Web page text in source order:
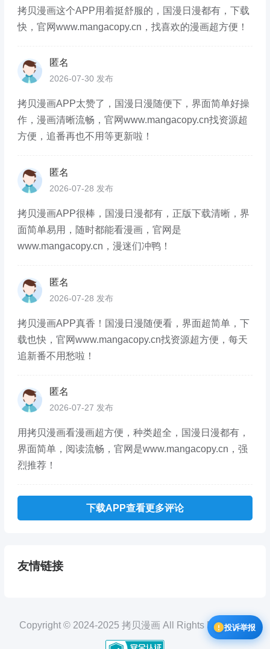
拷贝漫画这个APP用着挺舒服的，国漫日漫都有，下载
快，官网www.mangacopy.cn，找喜欢的漫画超方便！
匿名
2026-07-30 发布
拷贝漫画APP太赞了，国漫日漫随便下，界面简单好操
作，漫画清晰流畅，官网www.mangacopy.cn找资源超
方便，追番再也不用等更新啦！
匿名
2026-07-28 发布
拷贝漫画APP很棒，国漫日漫都有，正版下载清晰，界
面简单易用，随时都能看漫画，官网是
www.mangacopy.cn，漫迷们冲鸭！
匿名
2026-07-28 发布
拷贝漫画APP真香！国漫日漫随便看，界面超简单，下
载也快，官网www.mangacopy.cn找资源超方便，每天
追新番不用愁啦！
匿名
2026-07-27 发布
用拷贝漫画看漫画超方便，种类超全，国漫日漫都有，
界面简单，阅读流畅，官网是www.mangacopy.cn，强
烈推荐！
下载APP查看更多评论
友情链接
Copyright © 2024-2025 拷贝漫画 All Rights Reserved.
投诉举报